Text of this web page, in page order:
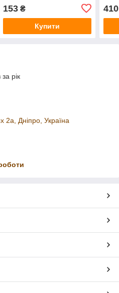
153₴
Купити
410
рік
2а, Дніпро, Україна